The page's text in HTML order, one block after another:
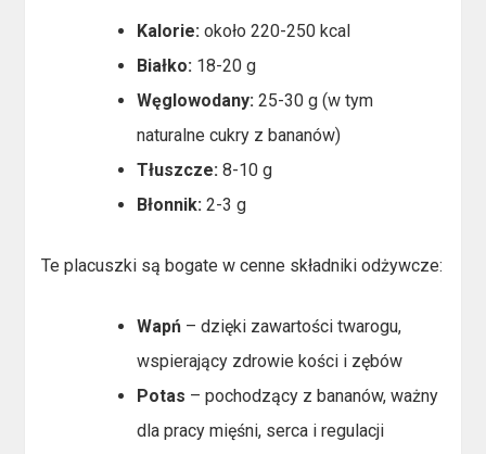
Kalorie: około 220-250 kcal
Białko: 18-20 g
Węglowodany: 25-30 g (w tym
naturalne cukry z bananów)
Tłuszcze: 8-10 g
Błonnik: 2-3 g
Te placuszki są bogate w cenne składniki odżywcze:
Wapń – dzięki zawartości twarogu,
wspierający zdrowie kości i zębów
Potas – pochodzący z bananów, ważny
dla pracy mięśni, serca i regulacji